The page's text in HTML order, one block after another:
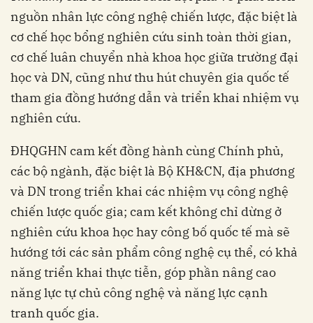
nguồn nhân lực công nghệ chiến lược, đặc biệt là
cơ chế học bổng nghiên cứu sinh toàn thời gian,
cơ chế luân chuyển nhà khoa học giữa trường đại
học và DN, cũng như thu hút chuyên gia quốc tế
tham gia đồng hướng dẫn và triển khai nhiệm vụ
nghiên cứu.
ĐHQGHN cam kết đồng hành cùng Chính phủ,
các bộ ngành, đặc biệt là Bộ KH&CN, địa phương
và DN trong triển khai các nhiệm vụ công nghệ
chiến lược quốc gia; cam kết không chỉ dừng ở
nghiên cứu khoa học hay công bố quốc tế mà sẽ
hướng tới các sản phẩm công nghệ cụ thể, có khả
năng triển khai thực tiễn, góp phần nâng cao
năng lực tự chủ công nghệ và năng lực cạnh
tranh quốc gia.